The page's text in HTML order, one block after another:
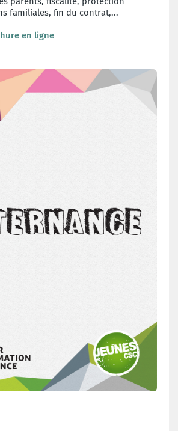
familiales, fin du contrat,...
en ligne